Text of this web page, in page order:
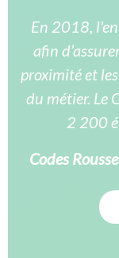
En 2018,
afin
proximité et
du métier. Le
2 200
Codes